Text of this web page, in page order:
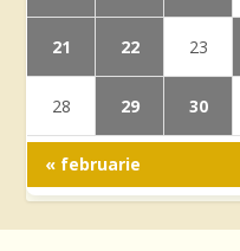
21 22 23
28 29 30
« februarie